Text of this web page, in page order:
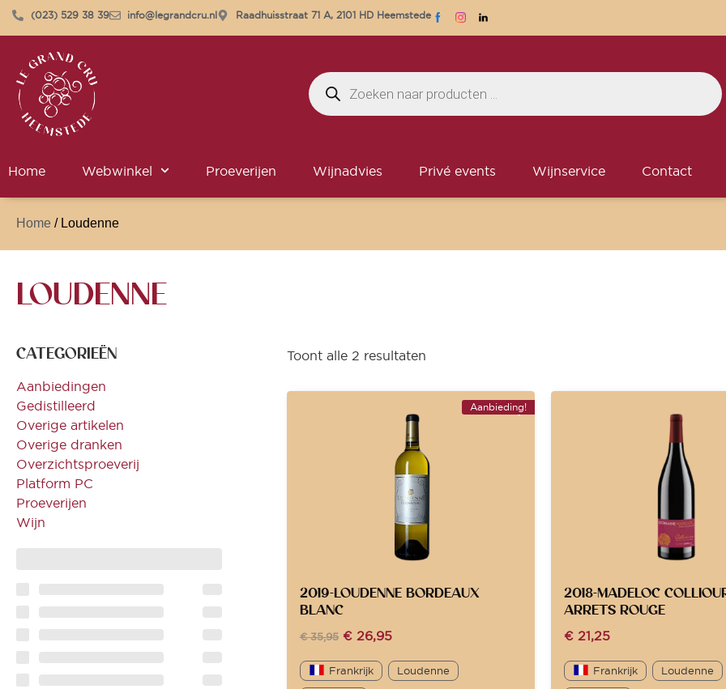
(023) 529 38 39 info@legrandcru.nl Raadhuisstraat 71 A, 2101 HD Heemstede
Home Webwinkel Proeverijen Wijnadvies Privé events Wijnservice Contact
Home / Loudenne
LOUDENNE
CATEGORIEËN
Aanbiedingen
Gedistilleerd
Overige artikelen
Overige dranken
Overzichtsproeverij
Platform PC
Proeverijen
Wijn
Toont alle 2 resultaten
Aanbieding!
2019-LOUDENNE BORDEAUX
BLANC
€35,95 €26,95
Frankrijk Loudenne
2018-MADELOC
ARRETS ROUGE
€ 21,25
Frankrijk Loudenne